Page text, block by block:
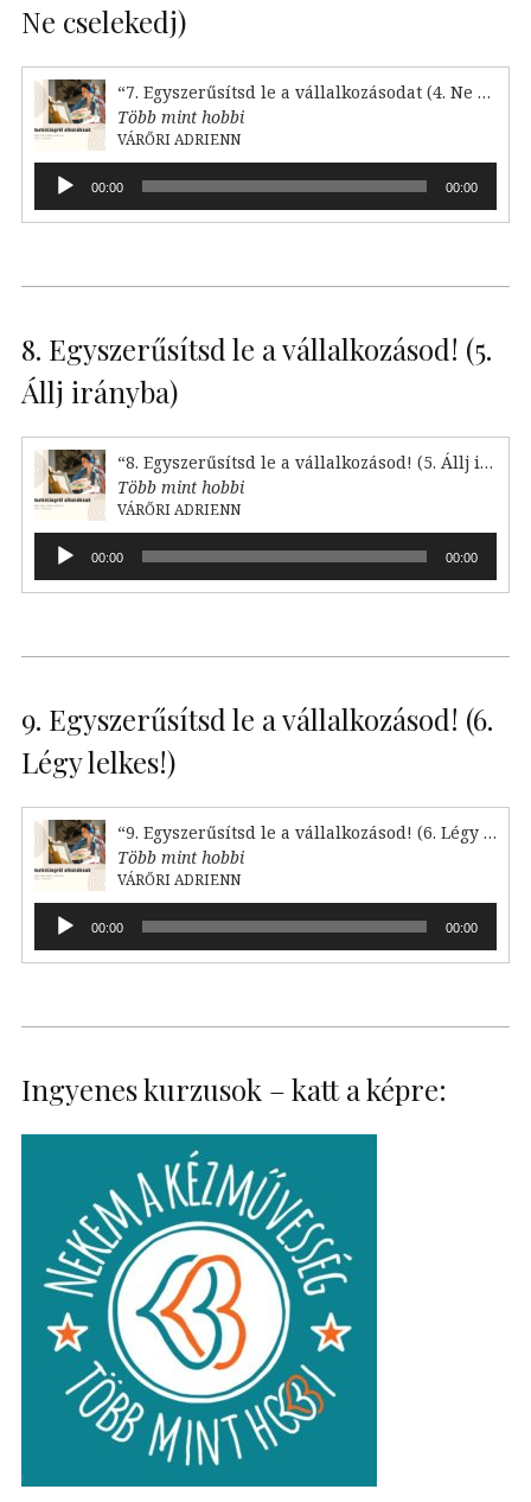
Ne cselekedj)
“7. Egyszerűsítsd le a vállalkozásodat (4. Ne cselekedj)”
Több mint hobbi
VÁRŐRI ADRIENN
Audió
lejátszó00:00 00:00
8. Egyszerűsítsd le a vállalkozásod! (5.
Állj irányba)
“8. Egyszerűsítsd le a vállalkozásod! (5. Állj irányba)”
Több mint hobbi
VÁRŐRI ADRIENN
Audió
lejátszó00:00 00:00
9. Egyszerűsítsd le a vállalkozásod! (6.
Légy lelkes!)
“9. Egyszerűsítsd le a vállalkozásod! (6. Légy lelkes!)”
Több mint hobbi
VÁRŐRI ADRIENN
Audió
lejátszó00:00 00:00
Ingyenes kurzusok – katt a képre: